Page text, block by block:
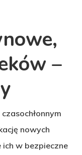
–
nowych
w bezpieczne